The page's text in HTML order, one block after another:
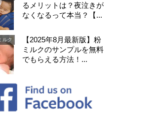
るメリットは？夜泣きが
なくなるって本当？【...
ルク
【2025年8月最新版】粉
ミルクのサンプルを無料
でもらえる方法！...